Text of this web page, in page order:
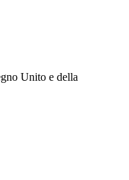
Unito e della